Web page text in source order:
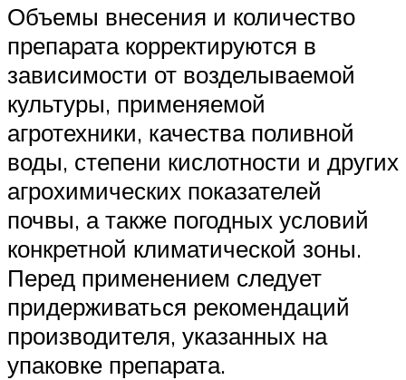
Объемы внесения и количество
препарата корректируются в
зависимости от возделываемой
культуры, применяемой
агротехники, качества поливной
воды, степени кислотности и других
агрохимических показателей
почвы, а также погодных условий
конкретной климатической зоны.
Перед применением следует
придерживаться рекомендаций
производителя, указанных на
упаковке препарата.